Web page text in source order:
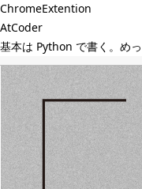
ChromeExtention
AtCoder
基本は Python で書く。め